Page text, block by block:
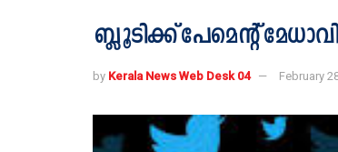
ബ്ലൂടിക്ക് പേമെന്‍റ്
by Kerala News Web Desk 04 February